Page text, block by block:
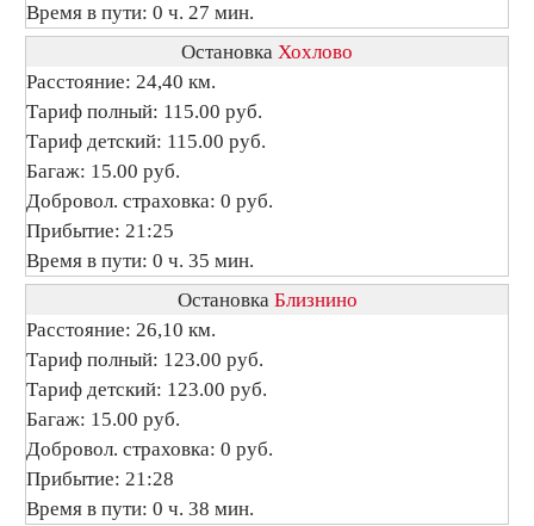
Время в пути: 0 ч. 27 мин.
Остановка Хохлово
Расстояние: 24,40 км.
Тариф полный: 115.00 руб.
Тариф детский: 115.00 руб.
Багаж: 15.00 руб.
Добровол. страховка: 0 руб.
Прибытие: 21:25
Время в пути: 0 ч. 35 мин.
Остановка Близнино
Расстояние: 26,10 км.
Тариф полный: 123.00 руб.
Тариф детский: 123.00 руб.
Багаж: 15.00 руб.
Добровол. страховка: 0 руб.
Прибытие: 21:28
Время в пути: 0 ч. 38 мин.